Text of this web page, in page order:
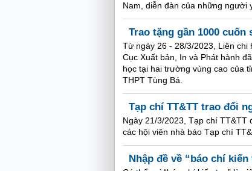
Nam, diễn đàn của những người
Trao tặng gần 1000
Từ ngày 26 - 28/3/2023, Liên chi
Cục Xuất bản, In và Phát hành
học tại hai trường vùng cao của
THPT Tùng Bá.
Tạp chí TT&TT trao đổi
Ngày 21/3/2023, Tạp chí TT&TT
các hội viên nhà báo Tạp chí
Nhập đề về “báo chí kiến